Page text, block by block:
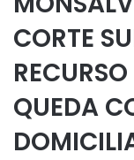
CORTE
QUEDA